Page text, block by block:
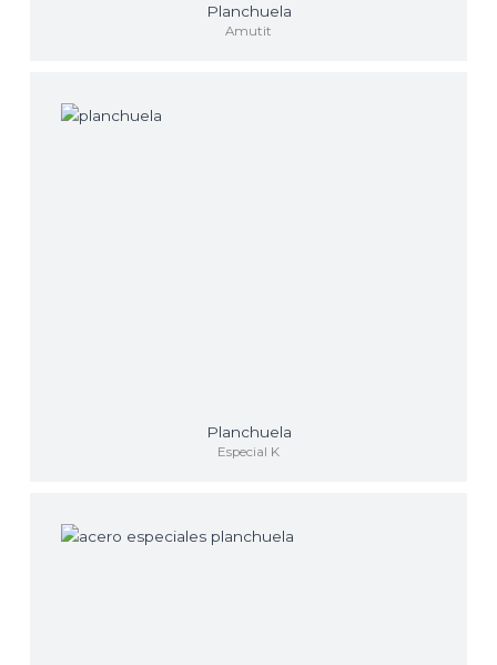
Planchuela
Amutit
Planchuela
Especial K